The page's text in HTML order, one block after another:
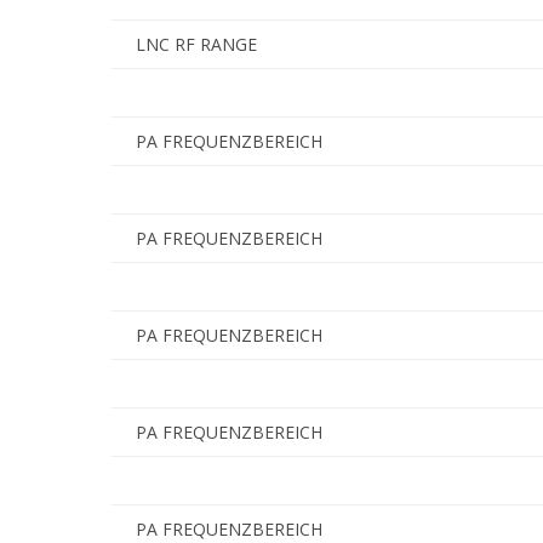
LNC RF RANGE
PA FREQUENZBEREICH
PA FREQUENZBEREICH
PA FREQUENZBEREICH
PA FREQUENZBEREICH
PA FREQUENZBEREICH